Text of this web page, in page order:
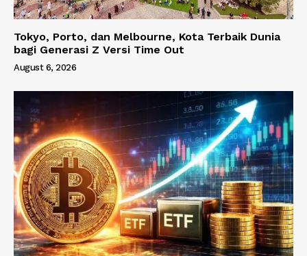
Tokyo, Porto, dan Melbourne, Kota Terbaik Dunia
bagi Generasi Z Versi Time Out
August 6, 2026